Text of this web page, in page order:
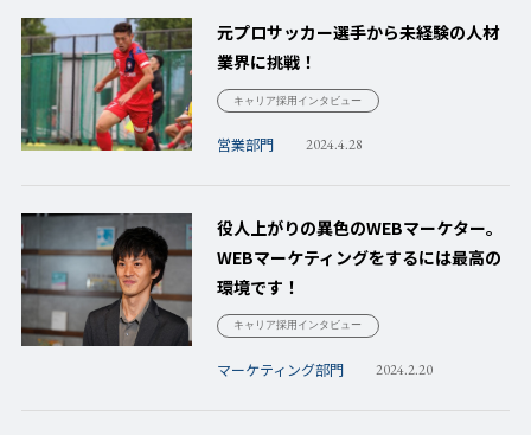
元プロサッカー選手から未経験の人材
業界に挑戦！
キャリア採用インタビュー
営業部門 2024.4.28
役人上がりの異色のWEBマーケター。
WEBマーケティングをするには最高の
環境です！
キャリア採用インタビュー
マーケティング部門 2024.2.20